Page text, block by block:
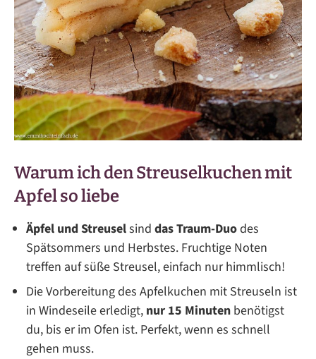
Warum ich den Streuselkuchen mit
Apfel so liebe
Äpfel und Streuselsind das Traum-Duodes
Spätsommers und Herbstes. Fruchtige Noten
treffen auf süße Streusel, einfach nur himmlisch!
Die Vorbereitung des Apfelkuchen mit Streuseln ist
in Windeseile erledigt, nur 15 Minuten benötigst
du, bis er im Ofen ist. Perfekt, wenn es schnell
gehen muss.